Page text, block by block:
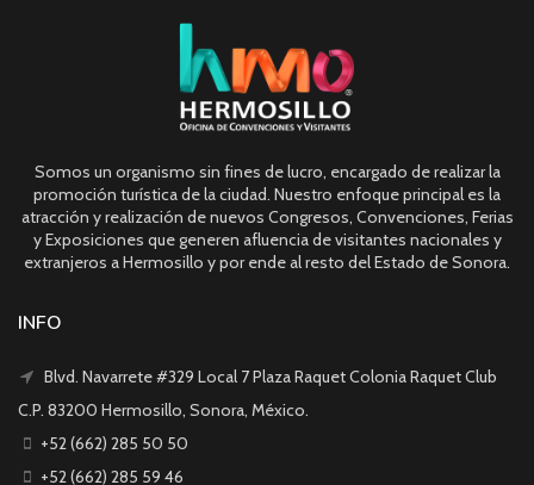
Somos un organismo sin fines de lucro, encargado de realizar la
promoción turística de la ciudad. Nuestro enfoque principal es la
atracción y realización de nuevos Congresos, Convenciones, Ferias
y Exposiciones que generen afluencia de visitantes nacionales y
extranjeros a Hermosillo y por ende al resto del Estado de Sonora.
INFO
Blvd. Navarrete #329 Local 7 Plaza Raquet Colonia Raquet Club
C.P. 83200 Hermosillo, Sonora, México.
+52 (662) 285 50 50
+52 (662) 285 59 46